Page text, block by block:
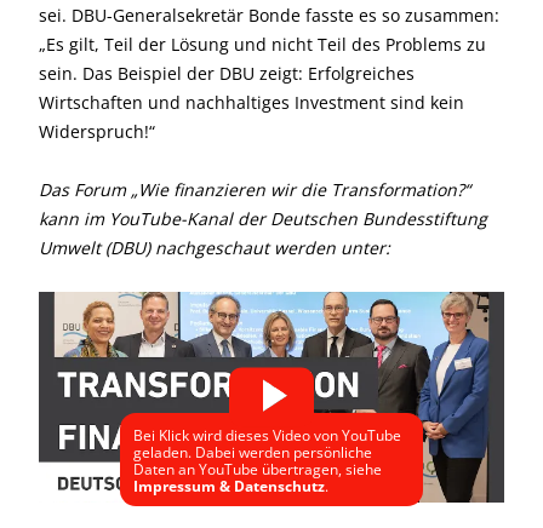
sei. DBU-Generalsekretär Bonde fasste es so zusammen:
„Es gilt, Teil der Lösung und nicht Teil des Problems zu
sein. Das Beispiel der DBU zeigt: Erfolgreiches
Wirtschaften und nachhaltiges Investment sind kein
Widerspruch!“
Das Forum „Wie finanzieren wir die Transformation?“
kann im YouTube-Kanal der Deutschen Bundesstiftung
Umwelt (DBU) nachgeschaut werden unter:
Bei Klick wird dieses Video von YouTube
geladen. Dabei werden persönliche
Daten an YouTube übertragen, siehe
Impressum & Datenschutz.